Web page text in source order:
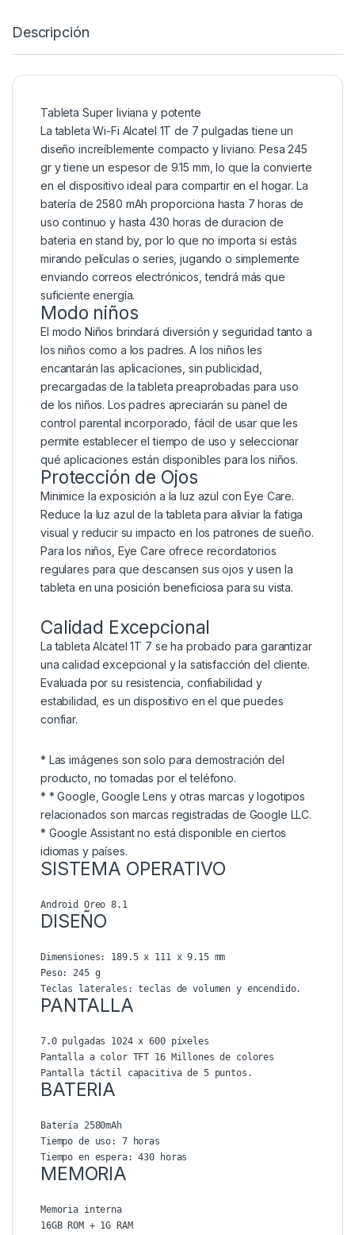
Descripción
Tableta Super liviana y potente
La tableta Wi-Fi Alcatel 1T de 7 pulgadas tiene un
diseño increíblemente compacto y liviano. Pesa 245
gr y tiene un espesor de 9.15 mm, lo que la convierte
en el dispositivo ideal para compartir en el hogar. La
batería de 2580 mAh proporciona hasta 7 horas de
uso continuo y hasta 430 horas de duracion de
bateria en stand by, por lo que no importa si estás
mirando películas o series, jugando o simplemente
enviando correos electrónicos, tendrá más que
suficiente energía.
Modo niños
El modo Niños brindará diversión y seguridad tanto a
los niños como a los padres. A los niños les
encantarán las aplicaciones, sin publicidad,
precargadas de la tableta preaprobadas para uso
de los niños. Los padres apreciarán su panel de
control parental incorporado, fácil de usar que les
permite establecer el tiempo de uso y seleccionar
qué aplicaciones están disponibles para los niños.
Protección de Ojos
Minimice la exposición a la luz azul con Eye Care.
Reduce la luz azul de la tableta para aliviar la fatiga
visual y reducir su impacto en los patrones de sueño.
Para los niños, Eye Care ofrece recordatorios
regulares para que descansen sus ojos y usen la
tableta en una posición beneficiosa para su vista.
Calidad Excepcional
La tableta Alcatel 1T 7 se ha probado para garantizar
una calidad excepcional y la satisfacción del cliente.
Evaluada por su resistencia, confiabilidad y
estabilidad, es un dispositivo en el que puedes
confiar.
* Las imágenes son solo para demostración del
producto, no tomadas por el teléfono.
* * Google, Google Lens y otras marcas y logotipos
relacionados son marcas registradas de Google LLC.
* Google Assistant no está disponible en ciertos
idiomas y países.
SISTEMA OPERATIVO
Android Oreo 8.1
DISEÑO
Dimensiones: 189.5 x 111 x 9.15 mm
Peso: 245 g
Teclas laterales: teclas de volumen y encendido.
PANTALLA
7.0 pulgadas 1024 x 600 píxeles
Pantalla a color TFT 16 Millones de colores
Pantalla táctil capacitiva de 5 puntos.
BATERIA
Batería 2580mAh
Tiempo de uso: 7 horas
MEMORIA
Memoria interna
16GB ROM + 1G RAM